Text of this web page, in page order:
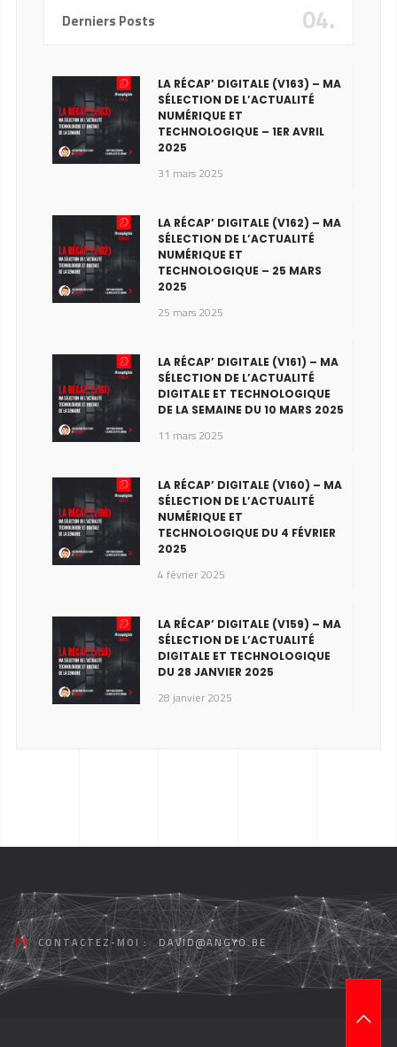
Derniers Posts 04.
LA RÉCAP’ DIGITALE (V163) – MA
SÉLECTION DE L’ACTUALITÉ
NUMÉRIQUE ET
TECHNOLOGIQUE – 1ER AVRIL
2025
31 mars 2025
LA RÉCAP’ DIGITALE (V162) – MA
SÉLECTION DE L’ACTUALITÉ
NUMÉRIQUE ET
TECHNOLOGIQUE – 25 MARS
2025
25 mars 2025
LA RÉCAP’ DIGITALE (V161) – MA
SÉLECTION DE L’ACTUALITÉ
DIGITALE ET TECHNOLOGIQUE
DE LA SEMAINE DU 10 MARS 2025
11 mars 2025
LA RÉCAP’ DIGITALE (V160) – MA
SÉLECTION DE L’ACTUALITÉ
NUMÉRIQUE ET
TECHNOLOGIQUE DU 4 FÉVRIER
2025
4 février 2025
LA RÉCAP’ DIGITALE (V159) – MA
SÉLECTION DE L’ACTUALITÉ
DIGITALE ET TECHNOLOGIQUE
DU 28 JANVIER 2025
28 janvier 2025
CONTACTEZ-MOI : DAVID@ANGYO.BE